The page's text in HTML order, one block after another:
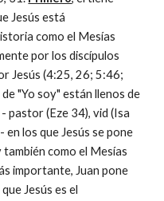
Jesús está
como el Mesías
por los discípulos
Jesús (4:25, 26; 5:46;
"Yo soy" están llenos de
pastor (Eze 34), vid (Isa
los que Jesús se pone
también como el Mesías
importante, Juan pone
Jesús es el